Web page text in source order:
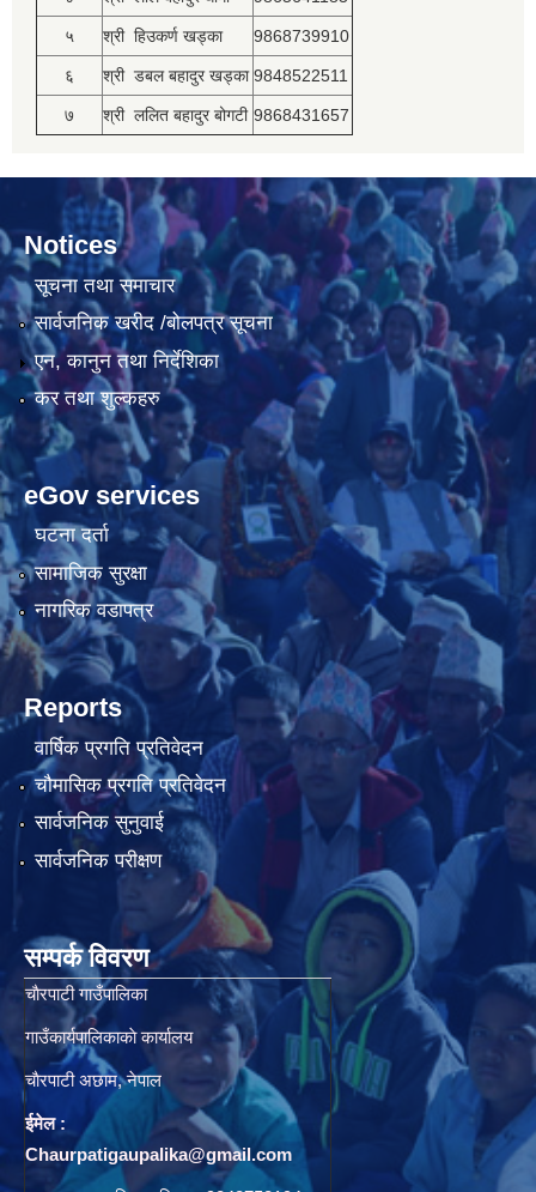
५ श्री हिउकर्ण खड्का 9868739910
६ श्री डबल बहादुर खड्का 9848522511
७ श्री ललित बहादुर बोगटी 9868431657
Notices
सूचना तथा समाचार
सार्वजनिक खरीद /बोलपत्र सूचना
एन, कानुन तथा निर्देशिका
कर तथा शुल्कहरु
eGov services
घटना दर्ता
सामाजिक सुरक्षा
नागरिक वडापत्र
Reports
वार्षिक प्रगति प्रतिवेदन
चौमासिक प्रगति प्रतिवेदन
सार्वजनिक सुनुवाई
सार्वजनिक परीक्षण
सम्पर्क विवरण
चाैरपाटी गाउँपालिका
गाउँकार्यपालिकाकाे कार्यालय
चाैरपाटी अछाम, नेपाल
ईमेल :
Chaurpatigaupalika@gmail.com